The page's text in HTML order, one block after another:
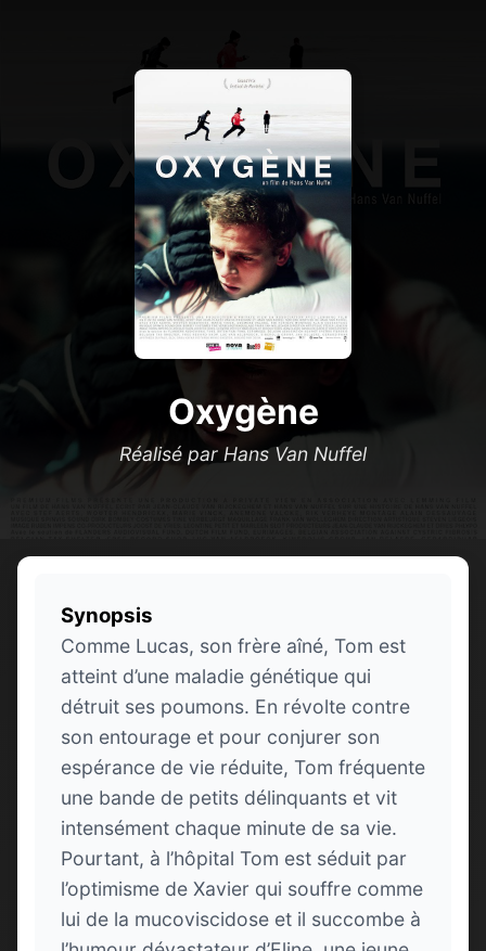
Oxygène
Réalisé par Hans Van Nuffel
Synopsis
Comme Lucas, son frère aîné, Tom est
atteint d’une maladie génétique qui
détruit ses poumons. En révolte contre
son entourage et pour conjurer son
espérance de vie réduite, Tom fréquente
une bande de petits délinquants et vit
intensément chaque minute de sa vie.
Pourtant, à l’hôpital Tom est séduit par
l’optimisme de Xavier qui souffre comme
lui de la mucoviscidose et il succombe à